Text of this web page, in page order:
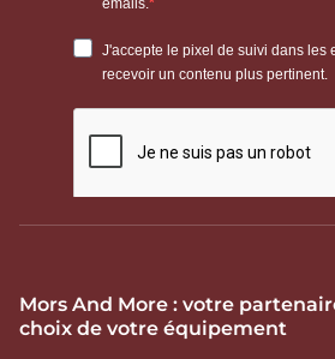
Mors And More : votre
choix de votre équipement